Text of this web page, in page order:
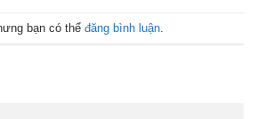
bạn có thể đăng bình luận